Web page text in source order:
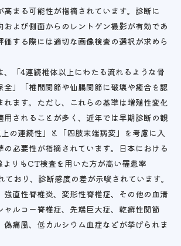
高まる可能性が指摘されています。診断に
および側面からのレントゲン撮影が有効であ
価する際には適切な画像検査の選択が求めら
、「4連続椎体以上にわたる流れるような骨
全」「椎間関節や仙腸関節に破壊や癒合を認
れます。ただし、これらの基準は増殖性変化
用されることが多く、近年では早期診断の観
の連続性」と「四肢末端病変」を考慮に入
の必要性が指摘されています。日本における
りもCT検査を用いた方が高い罹患率
ており、診断感度の差が示唆されています。
強直性脊椎炎、変形性脊椎症、その他の血清
ャルコー脊椎症、先端巨大症、乾癬性関節
偽痛風、低カルシウム血症などが挙げられま